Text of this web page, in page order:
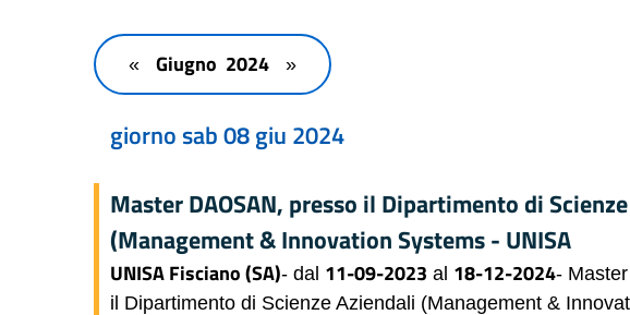
« Giugno 2024 »
giorno sab 08 giu 2024
Master DAOSAN, presso il Dipartimento di
(Management & Innovation Systems - UNISA
UNISA Fisciano (SA)- dal 11-09-2023 al 18-12-2024-
il Dipartimento di Scienze Aziendali (Management &